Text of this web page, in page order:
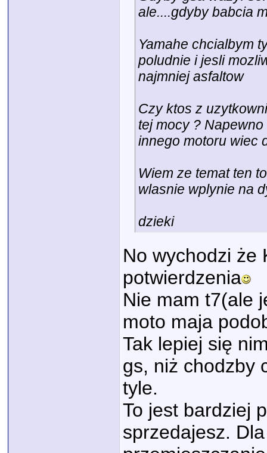
04.05.2026, 15:51
ale....gdyby babcia
Yamahe chcialbym
poludnie i jesli
najmniej asfaltow
Czy ktos z
tej mocy ?
innego motoru wiec
Wiem ze temat ten
wlasnie wplynie na
dzieki
No wychodzi że
potwierdzenia
Nie mam t7(ale
moto maja
Tak lepiej się
gs, niż chodzby
tyle.
To jest bardziej
sprzedajesz.